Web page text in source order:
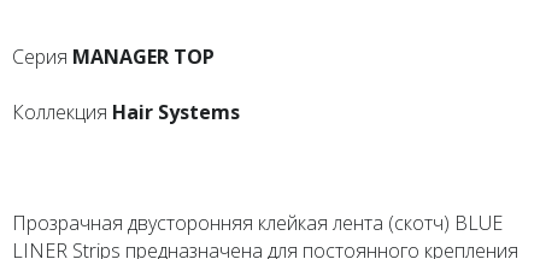
Серия MANAGER TOP
Коллекция Hair Systems
Прозрачная двусторонняя клейкая лента (скотч) BLUE
LINER Strips предназначена для постоянного крепления